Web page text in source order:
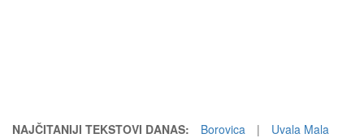
NAJČITANIJI TEKSTOVI DANAS: Borovica |
Uvala Mala